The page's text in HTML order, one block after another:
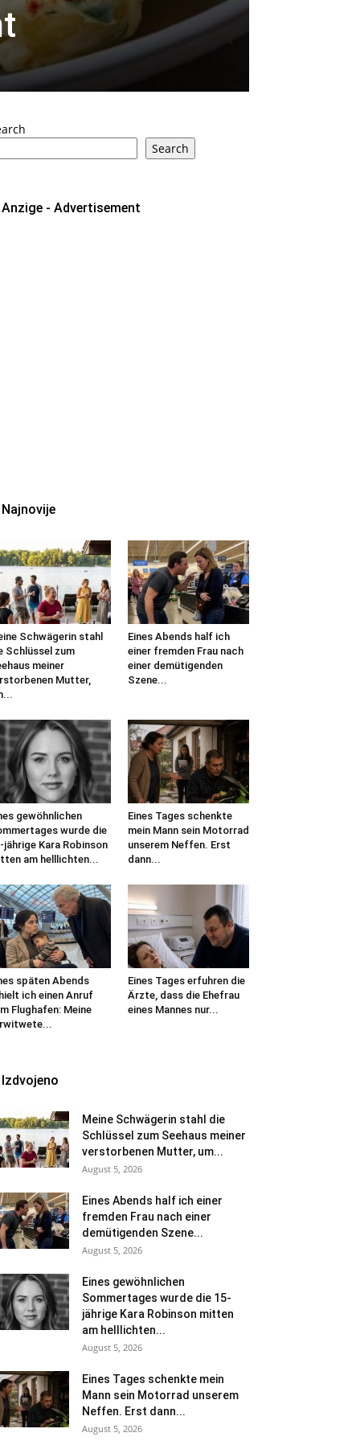
Search
Anzige - Advertisement
Najnovije
Schwägerin stahl
Schlüssel zum
meiner
Mutter,
Eines Abends half ich
einer fremden Frau nach
einer demütigenden
Szene...
gewöhnlichen
wurde die
jährige Kara Robinson
am helllichten...
Eines Tages schenkte
mein Mann sein Motorrad
unserem Neffen. Erst
dann...
späten Abends
ich einen Anruf
Flughafen: Meine
Eines Tages erfuhren die
Ärzte, dass die Ehefrau
eines Mannes nur...
Izdvojeno
Meine Schwägerin stahl die
Schlüssel zum Seehaus meiner
verstorbenen Mutter, um...
August 5, 2026
Eines Abends half ich einer
fremden Frau nach einer
demütigenden Szene...
August 5, 2026
Eines gewöhnlichen
Sommertages wurde die 15-
jährige Kara Robinson mitten
am helllichten...
August 5, 2026
Eines Tages schenkte mein
Mann sein Motorrad unserem
Neffen. Erst dann...
August 5, 2026